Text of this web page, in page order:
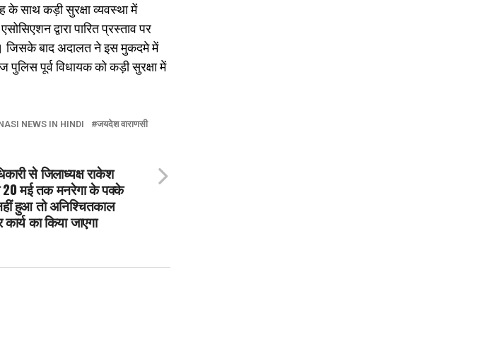
साथ कड़ी सुरक्षा व्यवस्था में
द्वारा पारित प्रस्ताव पर
जिसके बाद अदालत ने इस मुकदमे में
पूर्व विधायक को कड़ी सुरक्षा में
NEWS IN HINDI जयदेश वाराणसी
से जिलाध्यक्ष राकेश
20 मई तक मनरेगा के पक्के
हुआ तो अनिश्चितकाल
का किया जाएगा